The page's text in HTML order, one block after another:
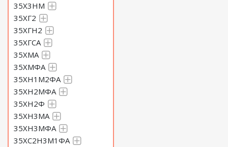
35Х3НМ
35ХГ2
35ХГН2
35ХГСА
35ХМА
35ХМФА
35ХН1М2ФА
35ХН2МФА
35ХН2Ф
35ХН3МА
35ХН3МФА
35ХС2Н3М1ФА